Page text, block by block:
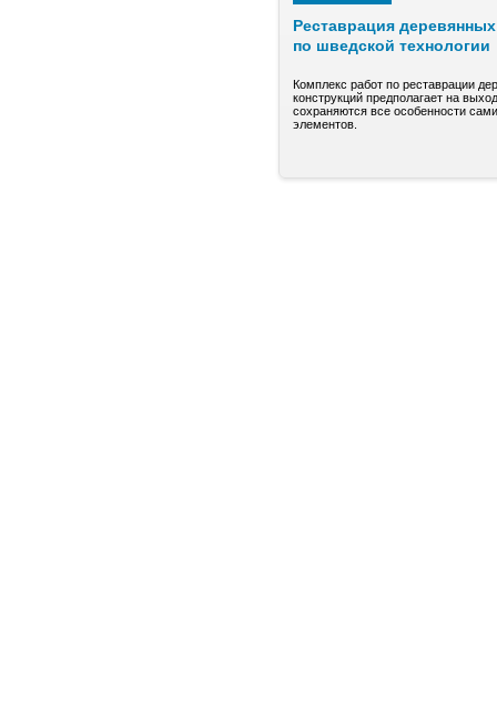
Реставрация
по шведской технологии
Комплекс работ по реставрации
конструкций предполагает на
сохраняются все особенности
элементов.